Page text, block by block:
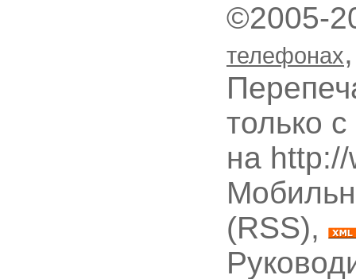
©2005-
телефонах
только
на
(RSS),